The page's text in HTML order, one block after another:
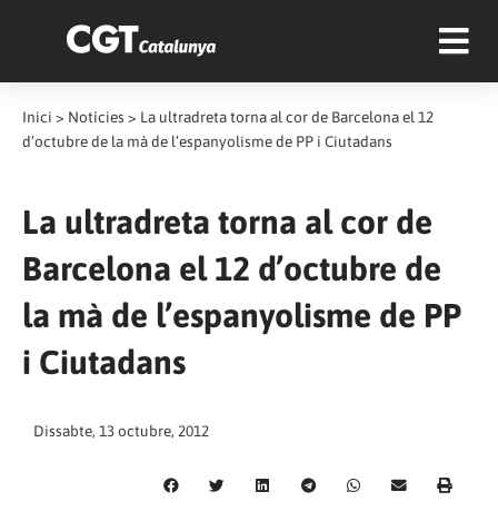
Inici > Notícies > La ultradreta torna al cor de Barcelona el 12
d’octubre de la mà de l’espanyolisme de PP i Ciutadans
La ultradreta torna al cor de
Barcelona el 12 d’octubre de
la mà de l’espanyolisme de PP
i Ciutadans
Dissabte, 13 octubre, 2012